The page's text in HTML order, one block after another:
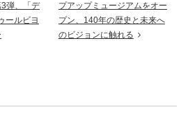
弾、「デ
ールビヨ
プアップミュージアムをオー
プン、140年の歴史と未来へ
のビジョンに触れる